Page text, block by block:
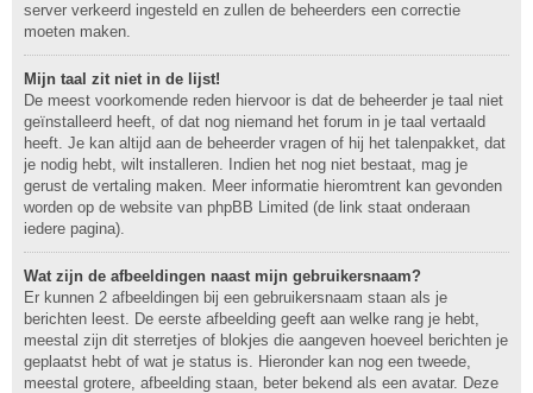
server verkeerd ingesteld en zullen de beheerders een correctie
moeten maken.
Mijn taal zit niet in de lijst!
De meest voorkomende reden hiervoor is dat de beheerder je taal niet
geïnstalleerd heeft, of dat nog niemand het forum in je taal vertaald
heeft. Je kan altijd aan de beheerder vragen of hij het talenpakket, dat
je nodig hebt, wilt installeren. Indien het nog niet bestaat, mag je
gerust de vertaling maken. Meer informatie hieromtrent kan gevonden
worden op de website van phpBB Limited (de link staat onderaan
iedere pagina).
Wat zijn de afbeeldingen naast mijn gebruikersnaam?
Er kunnen 2 afbeeldingen bij een gebruikersnaam staan als je
berichten leest. De eerste afbeelding geeft aan welke rang je hebt,
meestal zijn dit sterretjes of blokjes die aangeven hoeveel berichten je
geplaatst hebt of wat je status is. Hieronder kan nog een tweede,
meestal grotere, afbeelding staan, beter bekend als een avatar. Deze